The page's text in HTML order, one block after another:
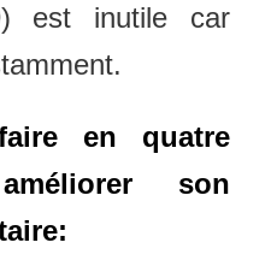
est inutile car
en quatre
son